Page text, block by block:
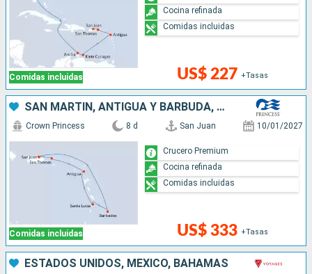
Comidas incluidas US$ 227 +Tasas
Cocina refinada
Comidas incluidas
SAN MARTÍN, ANTIGUA Y BARBUDA, SANTA LUCIA, BARBADOS, PUERTO RICO
Comidas incluidas
Crown Princess 8 d San Juan 10/01/2027
US$ 333 +Tasas
Crucero Premium
Cocina refinada
Comidas incluidas
ESTADOS UNIDOS, MÉXICO, BAHAMAS